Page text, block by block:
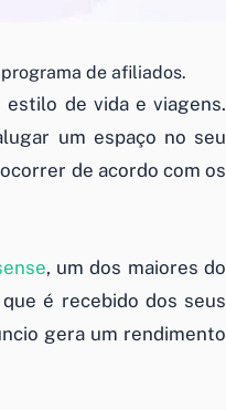
de afiliados.
de vida e viagens.
um espaço no seu
de acordo com os
, um dos maiores do
é recebido dos seus
gera um rendimento